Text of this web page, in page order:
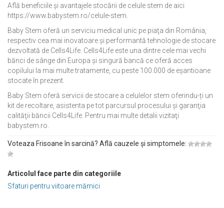
Află beneficiile și avantajele stocării de celule stem de aici
https://www.babystem.ro/celule-stem.
Baby Stem oferă un serviciu medical unic pe piaţa din România,
respectiv cea mai inovatoare şi performantă tehnologie de stocare
dezvoltată de Cells4Life. Cells4Life este una dintre cele mai vechi
bănci de sânge din Europa şi singură bancă ce oferă acces
copilului la mai multe tratamente, cu peste 100.000 de eşantioane
stocate în prezent.
Baby Stem oferă servicii de stocare a celulelor stem oferindu-ți un
kit de recoltare, asistenta pe tot parcursul procesului şi garanţia
calităţii băncii Cells4Life. Pentru mai multe detalii vizitaţi
babystem.ro.
Voteaza Frisoane în sarcină? Află cauzele și simptomele:
Articolul face parte din categoriile
Sfaturi pentru viitoare mămici